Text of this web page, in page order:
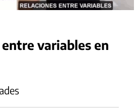
entre variables en